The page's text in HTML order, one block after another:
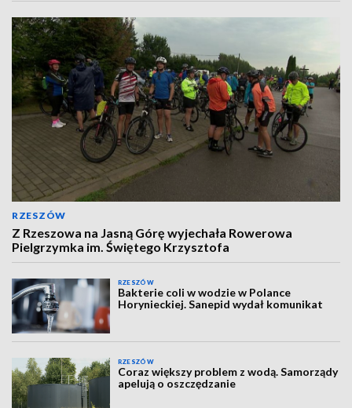
RZESZÓW
Z Rzeszowa na Jasną Górę wyjechała Rowerowa
Pielgrzymka im. Świętego Krzysztofa
RZESZÓW
Bakterie coli w wodzie w Polance
Horynieckiej. Sanepid wydał komunikat
RZESZÓW
Coraz większy problem z wodą. Samorządy
apelują o oszczędzanie